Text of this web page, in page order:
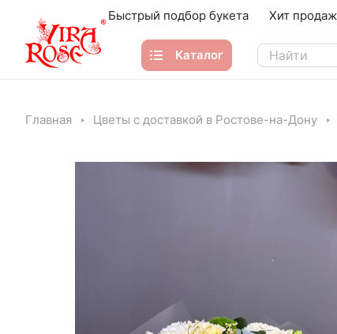
Быстрый подбор букета Хит продаж
Каталог
Главная Цветы с доставкой в Ростове-на-Дону